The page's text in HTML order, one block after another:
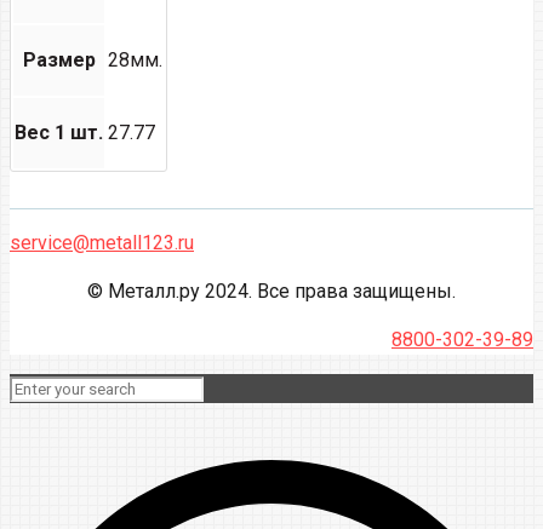
Размер 28мм.
Вес 1 шт. 27.77
service@metall123.ru
© Металл.ру 2024. Все права защищены.
8800-302-39-89